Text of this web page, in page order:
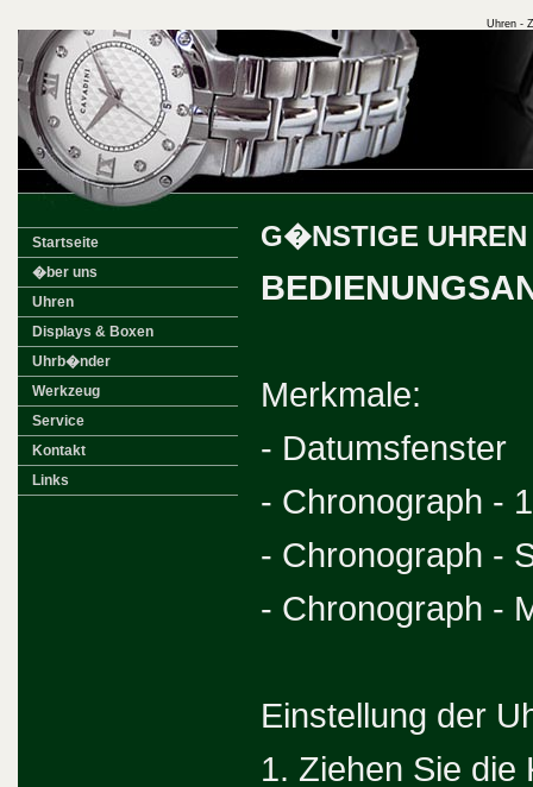
Uhren -
Startseite
�ber uns
Uhren
Displays & Boxen
Uhrb�nder
Werkzeug
Service
Kontakt
Links
G�NSTIGE
Merkmale:
- Datumsfenster
- Chronograph -
- Chronograph -
- Chronograph -
Einstellung der
1. Ziehen Sie die